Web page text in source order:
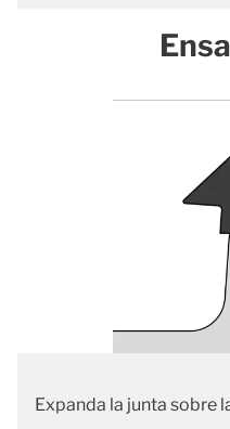
Expanda la junta sobre